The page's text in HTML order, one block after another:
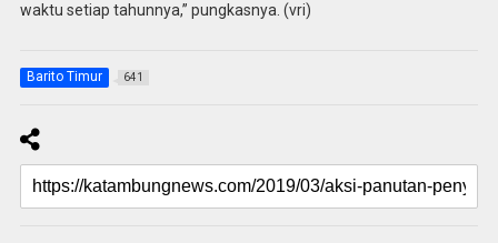
waktu setiap tahunnya,” pungkasnya. (vri)
Barito Timur 641